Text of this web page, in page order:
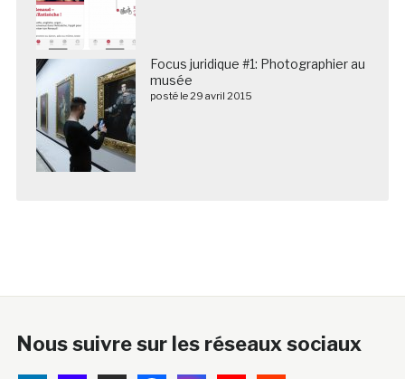
Focus juridique #1: Photographier au
musée
posté le 29 avril 2015
Nous suivre sur les réseaux sociaux